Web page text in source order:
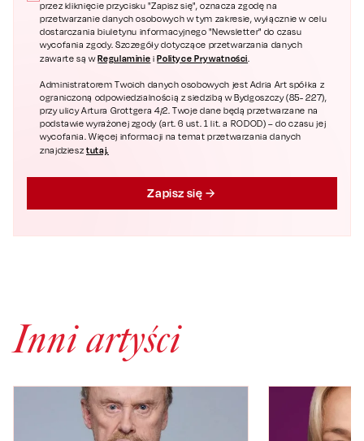
przez kliknięcie przycisku "Zapisz się", oznacza zgodę na
przetwarzanie danych osobowych w tym zakresie, wyłącznie w celu
dostarczania biuletynu informacyjnego "Newsletter" do czasu
wycofania zgody. Szczegóły dotyczące przetwarzania danych
zawarte są wRegulaminie i Polityce Prywatności.
Administratorem Twoich danych osobowych jest Adria Art spółka z
ograniczoną odpowiedzialnością z siedzibą w Bydgoszczy (85- 227),
przy ulicy Artura Grottgera 4/2. Twoje dane będą przetwarzane na
podstawie wyrażonej zgody (art. 6 ust. 1 lit. a RODOD) – do czasu jej
wycofania. Więcej informacji na temat przetwarzania danych
znajdziesztutaj.
Zapisz się
Inni artyści